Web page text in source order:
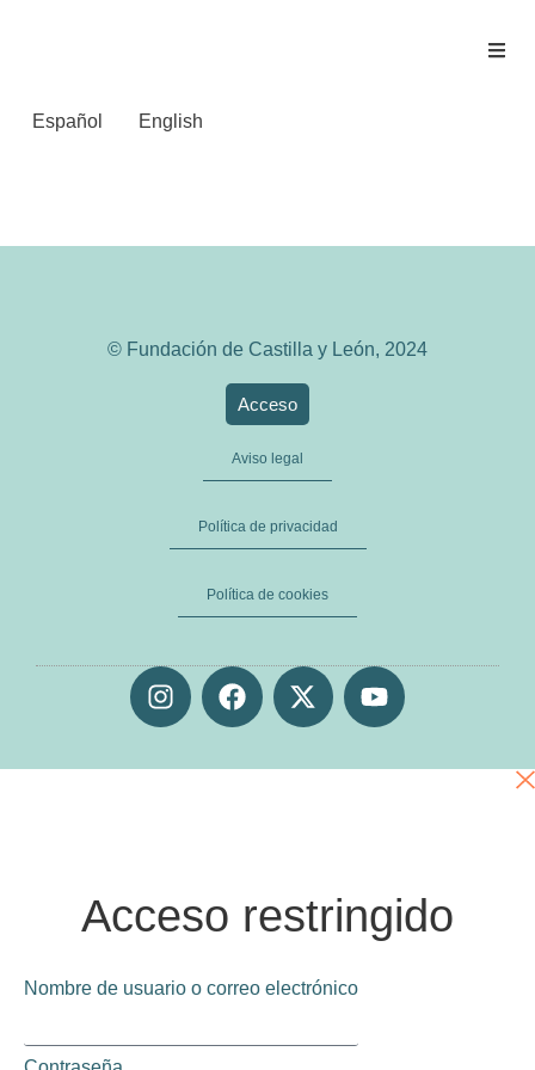
Español English
© Fundación de Castilla y León, 2024
Acceso
Aviso legal
Política de privacidad
Política de cookies
Acceso restringido
Nombre de usuario o correo electrónico